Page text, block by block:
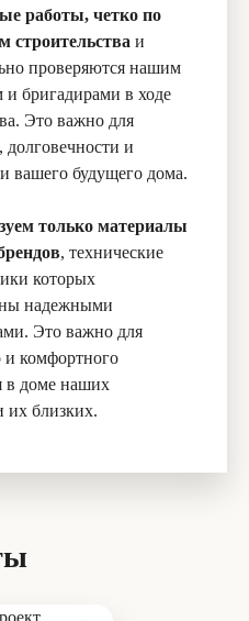
работы, четко по
строительства и
проверяются нашим
и бригадирами в ходе
Это важно для
долговечности и
вашего будущего дома.
только материалы
, технические
которых
надежными
Это важно для
и комфортного
в доме наших
их близких.